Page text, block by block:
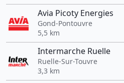
Avia Picoty Energies
Gond-Pontouvre
5,5 km
Intermarche Ruelle
Ruelle-Sur-Touvre
3,3 km